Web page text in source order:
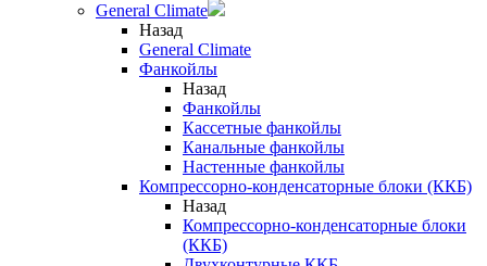
General Climate
Назад
General Climate
Фанкойлы
Назад
Фанкойлы
Кассетные фанкойлы
Канальные фанкойлы
Настенные фанкойлы
Компрессорно-конденсаторные блоки (ККБ)
Назад
Компрессорно-конденсаторные блоки
(ККБ)